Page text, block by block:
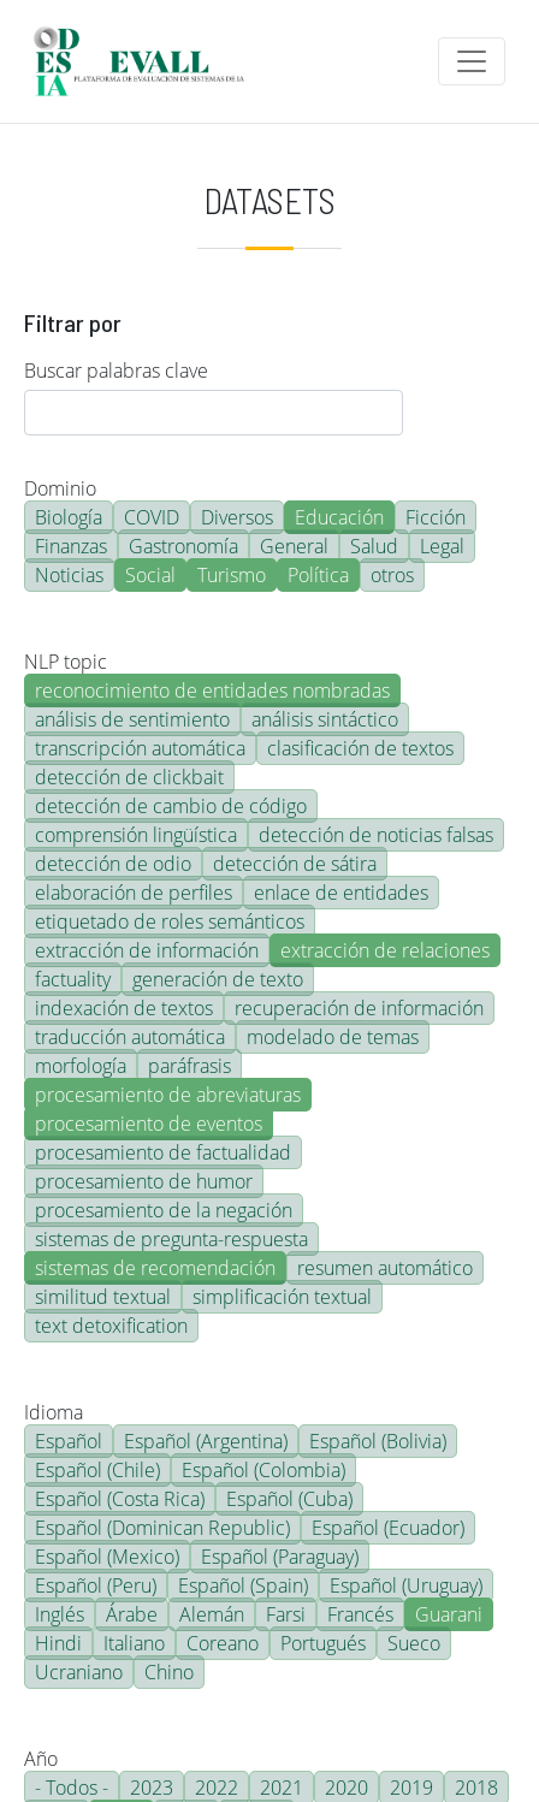
DATASETS
Filtrar por
Buscar palabras clave
Dominio
Biología
COVID Diversos Educación
Ficción
Finanzas
Gastronomía General Salud
Legal
Noticias
Social Turismo Política otros
NLP topic
reconocimiento de entidades nombradas
análisis de sentimiento
análisis sintáctico
transcripción automática
clasificación de textos
detección de clickbait
detección de cambio de código
comprensión lingüística
detección de noticias falsas
detección de odio
detección de sátira
elaboración de perfiles
enlace de entidades
etiquetado de roles semánticos
extracción de información
extracción de relaciones
factuality
generación de texto
indexación de textos
recuperación de información
traducción automática
modelado de temas
morfología
paráfrasis
procesamiento de abreviaturas
procesamiento de eventos
procesamiento de factualidad
procesamiento de humor
procesamiento de la negación
sistemas de pregunta-respuesta
sistemas de recomendación
resumen automático
similitud textual
simplificación textual
text detoxification
Idioma
Español
Español (Argentina)
Español (Bolivia)
Español (Chile)
Español (Colombia)
Español (Costa Rica)
Español (Cuba)
Español (Dominican Republic)
Español (Ecuador)
Español (Mexico)
Español (Paraguay)
Español (Peru)
Español (Spain)
Español (Uruguay)
Inglés
Árabe Alemán Farsi Francés
Guarani
Hindi
Italiano Coreano Portugués
Sueco
Ucraniano
Chino
Año
- Todos -
2023 2022 2021 2020 2019
2018